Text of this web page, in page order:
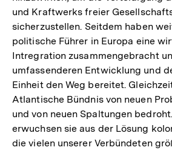
und Kraftwerks freier
sicherzustellen. Seitdem haben
politische Führer in Europa eine
Intregration zusammengebracht
umfassenderen Entwicklung und
Einheit den Weg bereitet.
Atlantische Bündnis von neuen
und von neuen Spaltungen
erwuchsen sie aus der Lösung
die vielen unserer Verbündeten